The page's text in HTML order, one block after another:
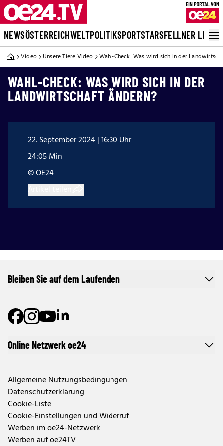
NEWSÖSTERREICHWELTPOLITIKSPORTSTARSFELLNER LIVE
Video Unsere Tiere Video Wahl-Check: Was wird sich in der
WAHL-CHECK: WAS WIRD SICH IN DER
LANDWIRTSCHAFT ÄNDERN?
22. September 2024 | 16:30 Uhr
24:05 Min
© OE24
Online Netzwerk oe24
Allgemeine Nutzungsbedingungen
Datenschutzerklärung
Cookie-Liste
Cookie-Einstellungen und Widerruf
Werben im oe24-Netzwerk
Werben auf oe24TV
Bleiben Sie auf dem Laufenden